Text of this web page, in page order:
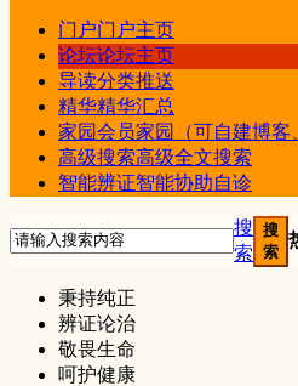
门户门户主页
论坛论坛主页
导读分类推送
精华精华汇总
家园会员家园（可自建博
高级搜索高级全文搜索
智能辨证智能协助自诊
搜
索
搜
索
秉持纯正
辨证论治
敬畏生命
呵护健康